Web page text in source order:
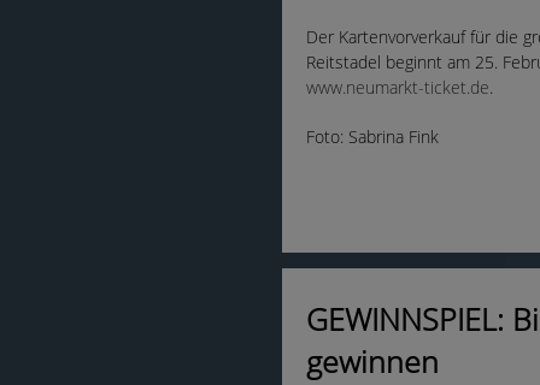
Der Kartenvorverkauf für die
Reitstadel beginnt am 25.
www.neumarkt-ticket.de.
Foto: Sabrina Fink
GEWINNSPIEL:
gewinnen